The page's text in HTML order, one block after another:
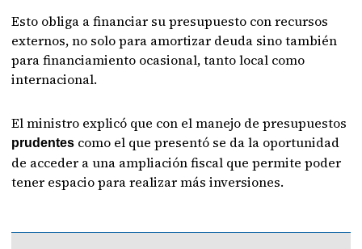
Esto obliga a financiar su presupuesto con recursos
externos, no solo para amortizar deuda sino también
para financiamiento ocasional, tanto local como
internacional.
El ministro explicó que con el manejo de presupuestos
prudentes como el que presentó se da la oportunidad
de acceder a una ampliación fiscal que permite poder
tener espacio para realizar más inversiones.